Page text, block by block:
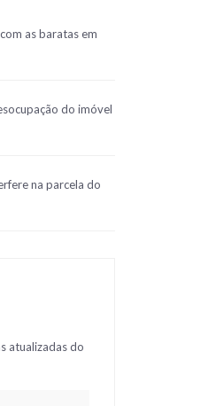
as baratas em
do imóvel
na parcela do
atualizadas do